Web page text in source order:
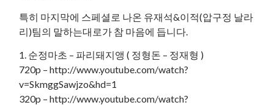
특히 마지막에 스페셜로 나온 유재석&이적(압구정 날라
리)팀의 말하는대로가 참 마음에 듭니다.
1. 순정마초 – 파리돼지앵 ( 정형돈 – 정재형 )
720p – http://www.youtube.com/watch?
v=SkmggSawjzo&hd=1
320p – http://www.youtube.com/watch?